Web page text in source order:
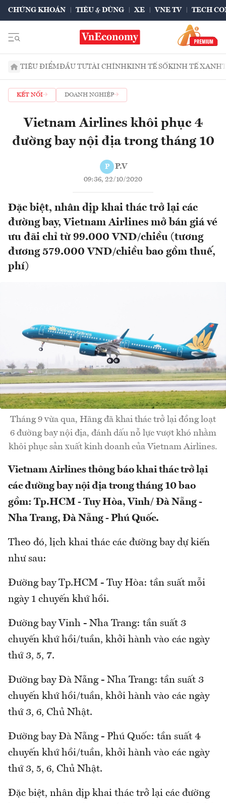
CHỨNG KHOÁN TIÊU & DÙNG XE VNE TV TECH
TIÊU ĐIỂMĐẦU TƯTÀI CHÍNHKINH TẾ SỐKINH TẾ XANH
KẾT NỐI DOANH NGHIỆP
Vietnam Airlines khôi phục 4
đường bay nội địa trong tháng 10
P P.V
09:36, 22/10/2020
Đặc biệt, nhân dịp khai thác trở lại các
đường bay, Vietnam Airlines mở bán giá vé
ưu đãi chỉ từ 99.000 VND/chiều (tương
đương 579.000 VND/chiều bao gồm thuế,
phí)
Tháng 9 vừa qua, Hãng đã khai thác trở lại đồng loạt
6 đường bay nội địa, đánh dấu nỗ lực vượt khó nhằm
khôi phục sản xuất kinh doanh của Vietnam Airlines.
Vietnam Airlines thông báo khai thác trở lại
các đường bay nội địa trong tháng 10 bao
gồm: Tp.HCM - Tuy Hòa, Vinh/ Đà Nẵng -
Nha Trang, Đà Nẵng - Phú Quốc.
Theo đó, lịch khai thác các đường bay dự kiến
như sau:
Đường bay Tp.HCM - Tuy Hòa: tần suất mỗi
ngày 1 chuyến khứ hồi.
Đường bay Vinh - Nha Trang: tần suất 3
chuyến khứ hồi/tuần, khởi hành vào các ngày
thứ 3, 5, 7.
Đường bay Đà Nẵng - Nha Trang: tần suất 3
chuyến khứ hồi/tuần, khởi hành vào các ngày
thứ 3, 6, Chủ Nhật.
Đường bay Đà Nẵng - Phú Quốc: tần suất 4
chuyến khứ hồi/tuần, khởi hành vào các ngày
thứ 3, 5, 6, Chủ Nhật.
Đặc biệt, nhân dịp khai thác trở lại các đường